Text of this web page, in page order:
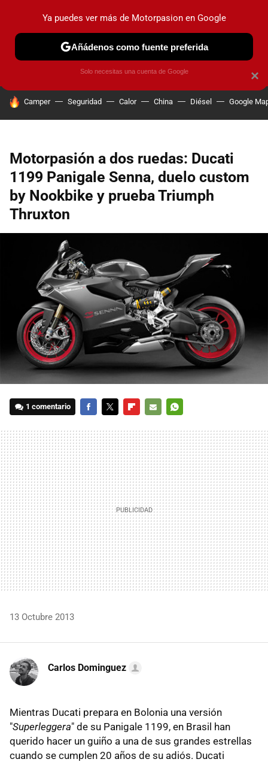
PRUEBAS COCHES ELÉCTRICOS OBSERVATORIO
HOY SE HABLA DE
Camper Seguridad Calor China Diésel Google
Motorpasión a dos ruedas: Ducati
1199 Panigale Senna, duelo custom
by Nookbike y prueba Triumph
Thruxton
1 comentario
MAIL
13 Octubre 2013
Carlos Dominguez
Mientras Ducati prepara en Bolonia una versión
"Superleggera" de su Panigale 1199, en Brasil han
querido hacer un guiño a una de sus grandes estrellas
cuando se cumplen 20 años de su adiós. Ducati
×
Ya puedes ver más de Motorpasion en Google
Añádenos como fuente preferida
Solo necesitas una cuenta de Google